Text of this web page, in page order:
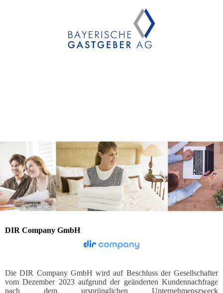
DIR Company GmbH
Die DIR Company GmbH wird auf Beschluss der Gesellschafter
vom Dezember 2023 aufgrund der geänderten Kundennachfrage
nach dem ursprünglichen Unternehmenszweck